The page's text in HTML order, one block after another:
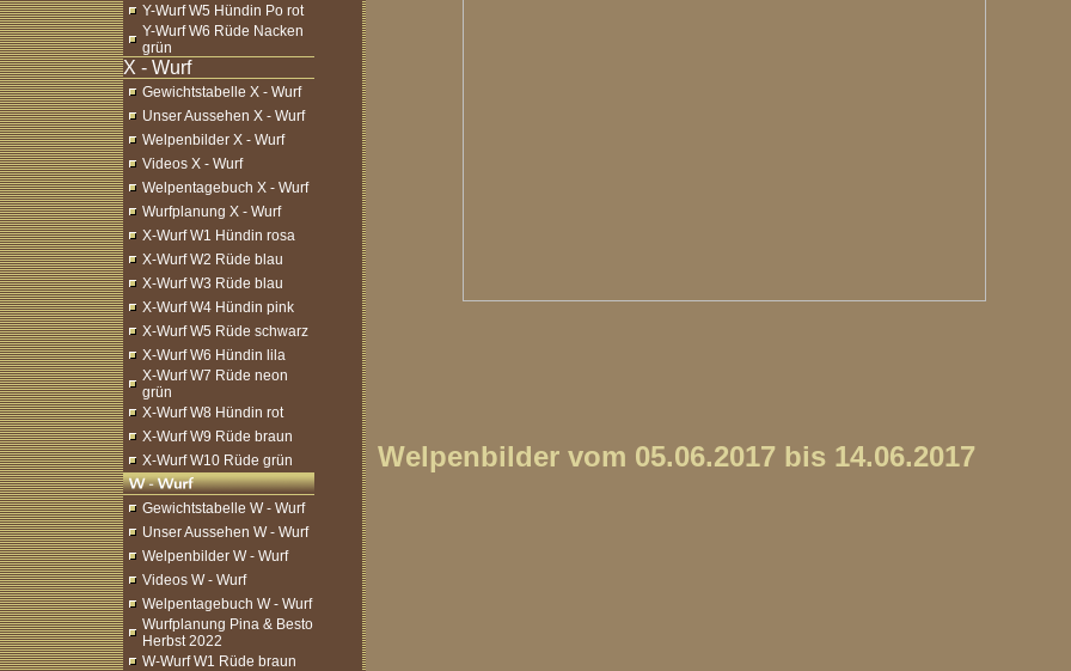
Y-Wurf W5 Hündin Po rot
Y-Wurf W6 Rüde Nacken
grün
Gewichtstabelle X - Wurf
Unser Aussehen X - Wurf
Welpenbilder X - Wurf
Videos X - Wurf
Welpentagebuch X - Wurf
Wurfplanung X - Wurf
X-Wurf W1 Hündin rosa
X-Wurf W2 Rüde blau
X-Wurf W3 Rüde blau
X-Wurf W4 Hündin pink
X-Wurf W5 Rüde schwarz
X-Wurf W6 Hündin lila
X-Wurf W7 Rüde neon
grün
X-Wurf W8 Hündin rot
X-Wurf W9 Rüde braun
X-Wurf W10 Rüde grün
Gewichtstabelle W - Wurf
Unser Aussehen W - Wurf
Welpenbilder W - Wurf
Videos W - Wurf
Welpentagebuch W - Wurf
Wurfplanung Pina & Besto
Herbst 2022
W-Wurf W1 Rüde braun
Welpenbilder vom 05.06.2017 bis 14.06.2017